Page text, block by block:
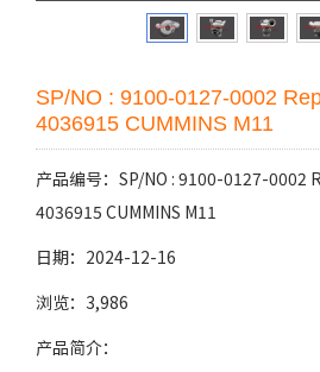
SP/NO : 9100-0127-0002
4036915 CUMMINS M11
产品编号：SP/NO : 9100-0127-0002
4036915 CUMMINS M11
日期：2024-12-16
浏览：3,986
产品简介：